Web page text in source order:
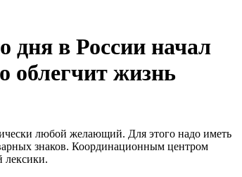
дня в России начал
облегчит жизнь
любой желающий. Для этого надо иметь
знаков. Координационным центром
лексики.